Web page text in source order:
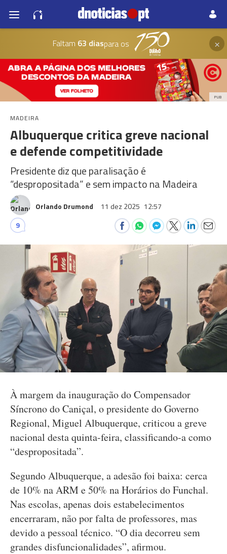
Faltam 63 diaspara os ×
PUB
MADEIRA
Albuquerque critica greve nacional
e defende competitividade
Presidente diz que paralisação é
“despropositada” e sem impacto na Madeira
Orlando Drumond 11 dez 2025 12:57
9
À margem da inauguração do Compensador
Síncrono do Caniçal, o presidente do Governo
Regional, Miguel Albuquerque, criticou a greve
nacional desta quinta-feira, classificando-a como
“despropositada”.
Segundo Albuquerque, a adesão foi baixa: cerca
de 10% na ARM e 50% na Horários do Funchal.
Nas escolas, apenas dois estabelecimentos
encerraram, não por falta de professores, mas
devido a pessoal técnico. “O dia decorreu sem
grandes disfuncionalidades”, afirmou.